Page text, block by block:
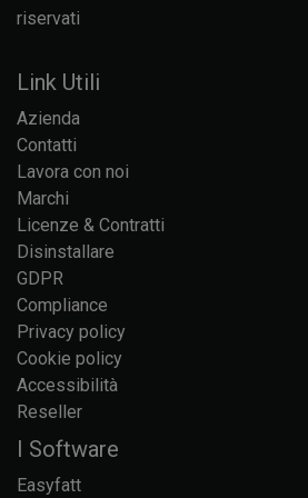
riservati
Link Utili
Azienda
Contatti
Lavora con noi
Marchi
Licenze & Contratti
Disinstallare
GDPR
Compliance
Privacy policy
Cookie policy
Accessibilità
Reseller
I Software
Easyfatt